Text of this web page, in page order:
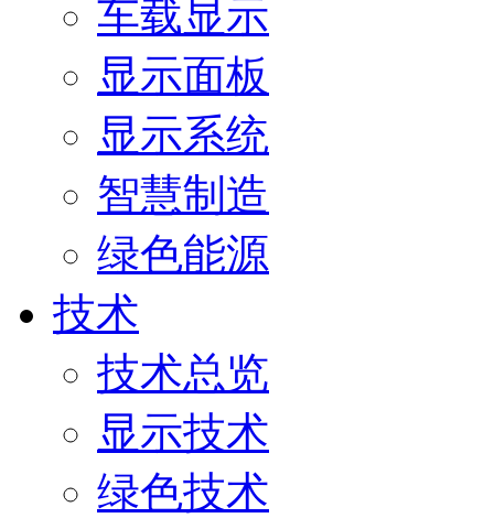
车载显示
显示面板
显示系统
智慧制造
绿色能源
技术
技术总览
显示技术
绿色技术